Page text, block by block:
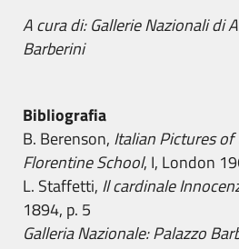
A cura di:Gallerie Nazionali di
Barberini
Bibliografia
B. Berenson, Italian Pictures of
Florentine School, I, London
L. Staffetti, Il cardinale
1894, p. 5
Galleria Nazionale: Palazzo